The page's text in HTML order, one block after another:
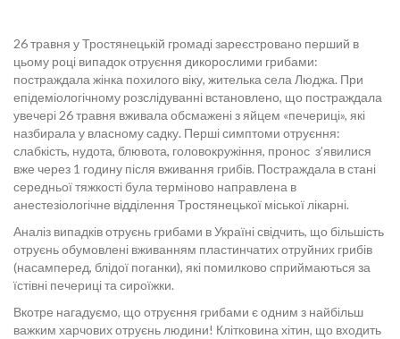
26 травня у Тростянецькій громаді зареєстровано перший в
цьому році випадок отруєння дикорослими грибами:
постраждала жінка похилого віку, жителька села Люджа. При
епідеміологічному розслідуванні встановлено, що постраждала
увечері 26 травня вживала обсмажені з яйцем «печериці», які
назбирала у власному садку. Перші симптоми отруєння:
слабкість, нудота, блювота, головокружіння, пронос з’явилися
вже через 1 годину після вживання грибів. Постраждала в стані
середньої тяжкості була терміново направлена в
анестезіологічне відділення Тростянецької міської лікарні.
Аналіз випадків отруєнь грибами в Україні свідчить, що більшість
отруєнь обумовлені вживанням пластинчатих отруйних грибів
(насамперед, блідої поганки), які помилково сприймаються за
їстівні печериці та сироїжки.
Вкотре нагадуємо, що отруєння грибами є одним з найбільш
важким харчових отруєнь людини! Клітковина хітин, що входить